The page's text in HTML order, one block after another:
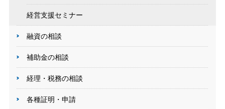
経営支援セミナー
融資の相談
補助金の相談
経理・税務の相談
各種証明・申請